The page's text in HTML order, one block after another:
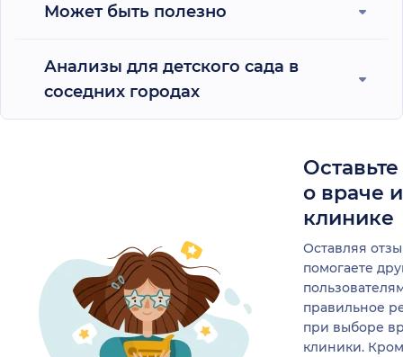
Может быть полезно
Анализы для детского сада в
соседних городах
о враче
клинике
Оставляя
помогаете
правильное
при выборе
клиники.